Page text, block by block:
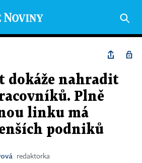
dokáže nahradit
Plně
linku má
podniků
redaktorka